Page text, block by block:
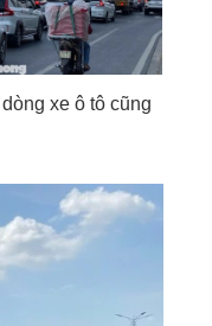
xe ô tô cũng